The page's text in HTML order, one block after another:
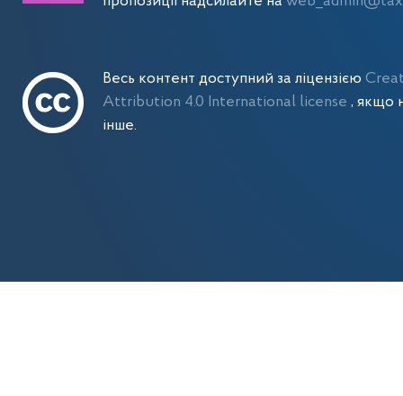
Весь контент доступний за ліцензією
Attribution 4.0 International license, якщо
інше.